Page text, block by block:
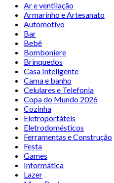
Ar e ventilação
Armarinho e Artesanato
Automotivo
Bar
Bebê
Bomboniere
Brinquedos
Casa Inteligente
Cama e banho
Celulares e Telefonia
Copa do Mundo 2026
Cozinha
Eletroportáteis
Eletrodomésticos
Ferramentas e Construção
Festa
Games
Informática
Lazer